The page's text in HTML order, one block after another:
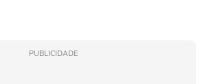
PUBLICIDADE